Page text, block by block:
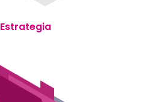
Estrategia